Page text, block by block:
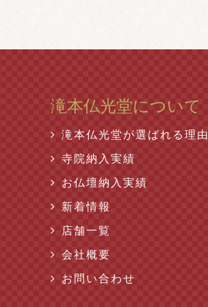
滝本仏光堂について
滝本仏光堂が選ばれる理由
寺院納入実績
お仏壇納入実績
新着情報
店舗一覧
会社概要
お問い合わせ